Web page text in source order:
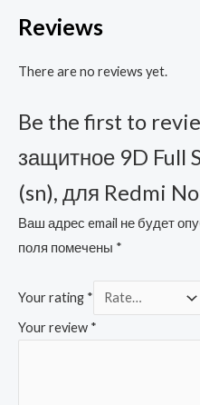
для
Note
Pro
Reviews
There are no reviews yet.
Be the first to
защитное 9D Full
(sn), для Redmi
Ваш адрес email не будет
поля помечены *
Your rating *
Your review *